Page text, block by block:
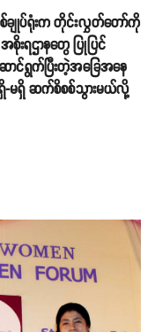
စ်ချုပ်ရုံးက တိုင်းလွှတ်တော်ကို
းရဌာနတွေ ပြုပြင်
ာင်ရွက်ပြီးတဲ့အခြေအနေ
-မရှိ ဆက်စိစစ်သွားမယ်လို့